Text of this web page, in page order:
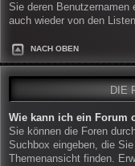
Sie deren
auch wieder von den
NACH OBEN
DIE
Wie kann ich ein Forum
Sie können die Foren
Suchbox eingeben, die
Themenansicht finden.